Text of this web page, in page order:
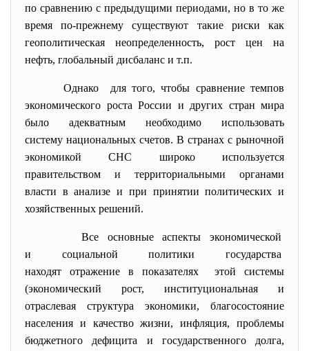
по сравнению с предыдущими периодами, но в то же
время по-прежнему существуют такие риски как
геополитическая неопределенность, рост цен на
нефть, глобальный дисбаланс и т.п.
Однако для того, чтобы сравнение темпов
экономического роста России и других стран мира
было адекватным необходимо использовать
систему национальных счетов. В странах с рыночной
экономикой СНС широко используется
правительством и территориальными органами
власти в анализе и при принятии политических и
хозяйственных решений.
Все основные аспекты экономической
и социальной политики государства
находят отражение в показателях этой системы
(экономический рост, институциональная и
отраслевая структура экономики, благосостояние
населения и качество жизни, инфляция, проблемы
бюджетного дефицита и государственного долга,